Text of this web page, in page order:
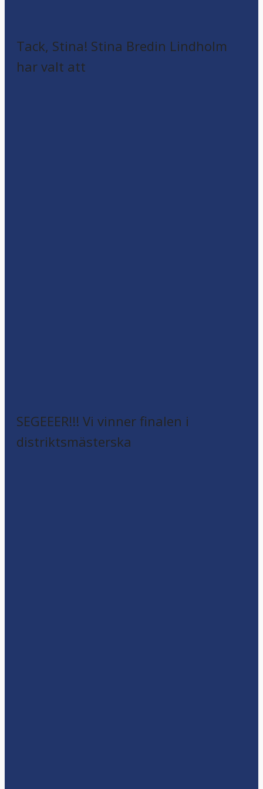
Tack, Stina! Stina Bredin Lindholm
har valt att
SEGEEER!!! Vi vinner finalen i
distriktsmästerska